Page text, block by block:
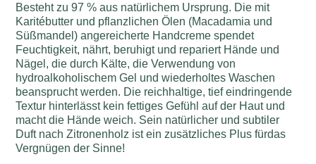
Besteht zu 97 % aus natürlichem Ursprung. Die mit
Karitébutter und pflanzlichen Ölen (Macadamia und
Süßmandel) angereicherte Handcreme spendet
Feuchtigkeit, nährt, beruhigt und repariert Hände und
Nägel, die durch Kälte, die Verwendung von
hydroalkoholischem Gel und wiederholtes Waschen
beansprucht werden. Die reichhaltige, tief eindringende
Textur hinterlässt kein fettiges Gefühl auf der Haut und
macht die Hände weich. Sein natürlicher und subtiler
Duft nach Zitronenholz ist ein zusätzliches Plus fürdas
Vergnügen der Sinne!